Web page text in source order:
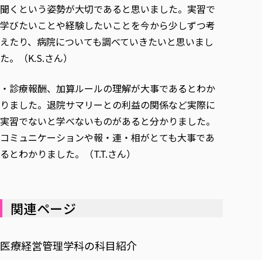
聞くという姿勢が大切であると思いました。実習で
学びたいことや経験したいことを今から少しずつ考
えたり、病院についても調べていきたいと思いまし
た。（K.S.さん）
・診療報酬、加算ルールの理解が大事であるとわか
りました。退院サマリーとの利益の関係など実際に
実習でないと学べないものがあると分かりました。
コミュニケーションや報・連・相がとても大事であ
るとわかりました。（T.T.さん）
関連ページ
医療経営管理学科の科目紹介